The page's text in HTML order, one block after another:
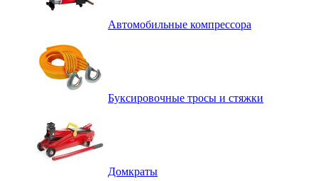
Автомобильные компрессора
Буксировочные тросы и стяжки
Домкраты